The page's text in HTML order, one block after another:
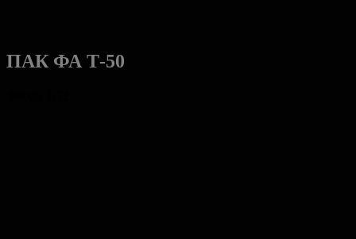
ПАК ФА Т-50